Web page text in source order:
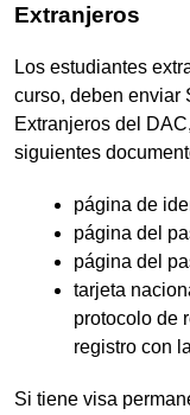
Extranjeros
Los estudiantes
curso, deben enviar
Extranjeros del
siguientes
página de
página del
página del
tarjeta
protocolo de
registro con
Si tiene visa